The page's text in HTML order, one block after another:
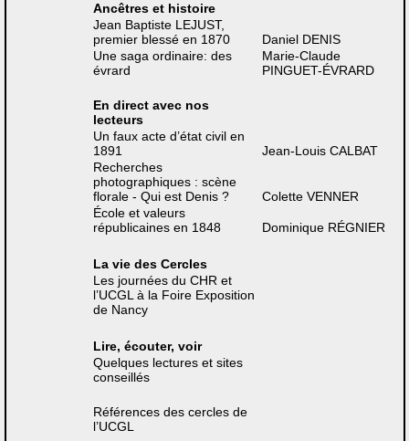
Ancêtres et histoire
Jean Baptiste LEJUST,
premier blessé en 1870
Daniel DENIS
Une saga ordinaire: des
évrard
Marie-Claude
PINGUET-ÉVRARD
En direct avec nos
lecteurs
Un faux acte d’état civil en
1891
Jean-Louis CALBAT
Recherches
photographiques : scène
florale - Qui est Denis ?
Colette VENNER
École et valeurs
républicaines en 1848
Dominique RÉGNIER
La vie des Cercles
Les journées du CHR et
l’UCGL à la Foire Exposition
de Nancy
Lire, écouter, voir
Quelques lectures et sites
conseillés
Références des cercles de
l’UCGL